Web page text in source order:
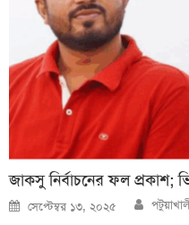
জাকসু নির্বাচনের ফল
Posted
on
সেপ্টেম্বর ১৩, ২০২৫